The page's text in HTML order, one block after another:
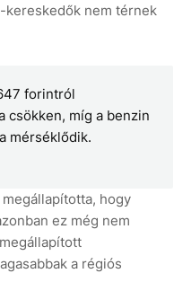
kereskedők nem térnek
forintról
csökken, míg a benzin
mérséklődik.
hogy
ez még nem
a régiós